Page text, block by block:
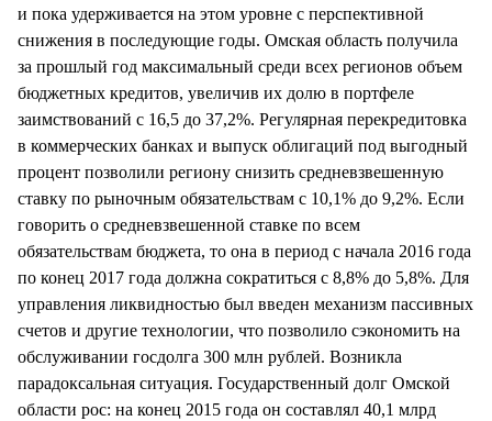
и пока удерживается на этом уровне с перспективной
снижения в последующие годы. Омская область получила
за прошлый год максимальный среди всех регионов объем
бюджетных кредитов, увеличив их долю в портфеле
заимствований с 16,5 до 37,2%. Регулярная перекредитовка
в коммерческих банках и выпуск облигаций под выгодный
процент позволили региону снизить средневзвешенную
ставку по рыночным обязательствам с 10,1% до 9,2%. Если
говорить о средневзвешенной ставке по всем
обязательствам бюджета, то она в период с начала 2016 года
по конец 2017 года должна сократиться с 8,8% до 5,8%. Для
управления ликвидностью был введен механизм пассивных
счетов и другие технологии, что позволило сэкономить на
обслуживании госдолга 300 млн рублей. Возникла
парадоксальная ситуация. Государственный долг Омской
области рос: на конец 2015 года он составлял 40,1 млрд